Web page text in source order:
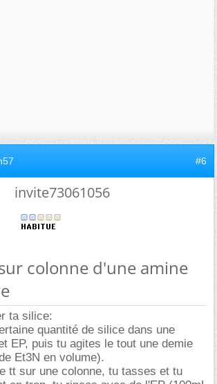
#6
invite73061056
colonne d'une amine
ta silice:
quantité de silice dans une
EP, puis tu agites le tout une demie
Et3N en volume).
tt sur une colonne, tu tasses et tu